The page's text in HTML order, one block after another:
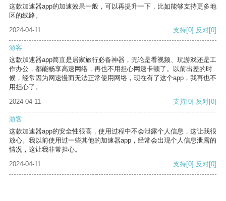
这款加速器app的加速效果一般，可以再提升一下，比如能够支持更多地
区的线路。
2024-04-11
支持[0] 反对[0]
游客
这款加速器app简直是居家旅行必备神器，无论是看视频、玩游戏还是工
作办公，都能畅享高速网络，再也不用担心网速卡顿了。以前出差的时
候，经常因为网速慢而无法正常使用网络，现在有了这个app，我再也不
用担心了。
2024-04-11
支持[0] 反对[0]
游客
这款加速器app的安全性很高，使用过程中不会泄露个人信息，这让我很
放心。我以前使用过一些其他的加速器app，经常会出现个人信息泄露的
情况，这让我非常担心。
2024-04-11
支持[0] 反对[0]